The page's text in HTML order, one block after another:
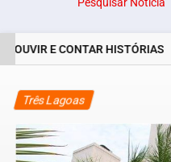
Pesquisar Notícia
OUVIR E CONTAR HISTÓRIAS
Três Lagoas